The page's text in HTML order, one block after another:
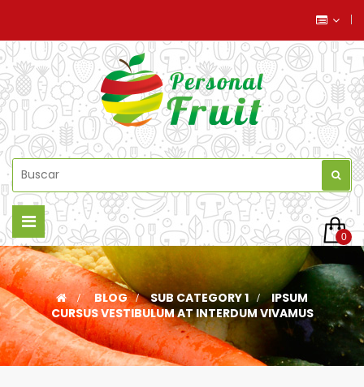
0
Navegación
de
palanca
> BLOG > SUB CATEGORY 1 > IPSUM
CURSUS VESTIBULUM AT INTERDUM VIVAMUS